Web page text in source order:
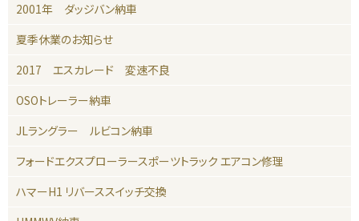
2001年 ダッジバン納車
夏季休業のお知らせ
2017 エスカレード 変速不良
OSOトレーラー納車
JLラングラー ルビコン納車
フォードエクスプローラースポーツトラック エアコン修理
ハマーH1 リバーススイッチ交換